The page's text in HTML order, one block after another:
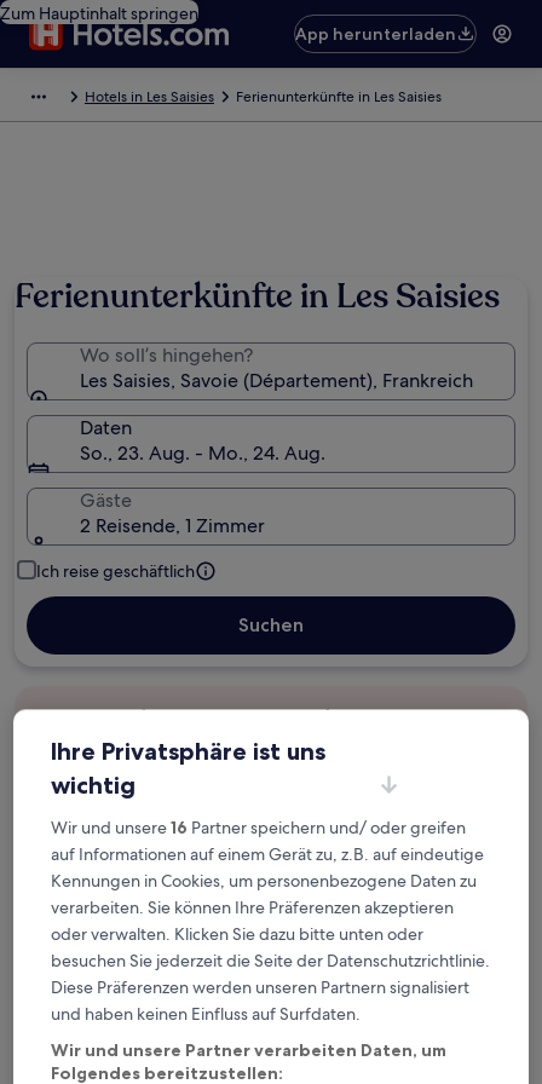
Zum Hauptinhalt springen
App herunterladen
Hotels in Les Saisies Ferienunterkünfte in Les Saisies
Ferienunterkünfte in Les Saisies
Wo soll’s hingehen?
Les Saisies, Savoie (Département), Frankreich
Daten
So., 23. Aug. - Mo., 24. Aug.
Gäste
2 Reisende, 1 Zimmer
Ich reise geschäftlich
Suchen
Kostenlose Stornierung bei
Planänderungen
Verdiene Prämien für jede
wahrgenommene Übernachtung
Mehr sparen mit Preisen für Mitglieder
Überprüfe die Preise für diese Daten
Heute
9. Aug. - 10. Aug.
Morgen
Ihre Privatsphäre ist uns
wichtig
Wir und unsere16 Partner speichern und/ oder greifen
auf Informationen auf einem Gerät zu, z.B. auf eindeutige
Kennungen in Cookies, um personenbezogene Daten zu
verarbeiten. Sie können Ihre Präferenzen akzeptieren
oder verwalten. Klicken Sie dazu bitte unten oder
besuchen Sie jederzeit die Seite der Datenschutzrichtlinie.
Diese Präferenzen werden unseren Partnern signalisiert
und haben keinen Einfluss auf Surfdaten.
Wir und unsere Partner verarbeiten Daten, um
Folgendes bereitzustellen: